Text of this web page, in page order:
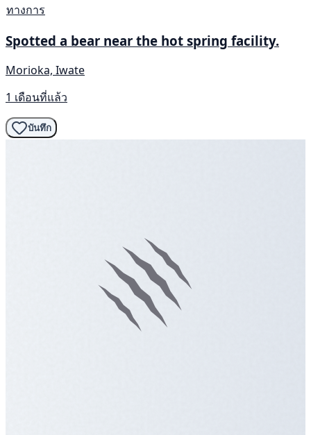
ทางการ
Spotted a bear near the hot spring facility.
Morioka, Iwate
1 เดือนที่แล้ว
บันทึก